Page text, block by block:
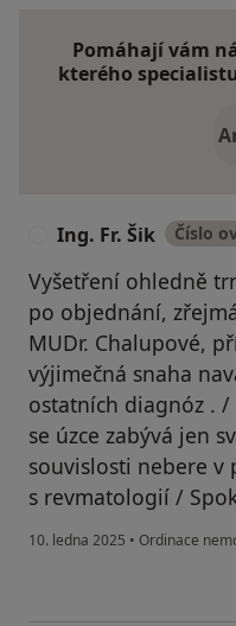
Pomáhají vám
kterého
Ing. Fr. Šik Číslo
Vyšetření ohledně
po objednání,
MUDr. Chalupové,
výjimečná snaha
ostatních diagnóz .
se úzce zabývá jen
souvislosti nebere v
s revmatologií /
10. ledna 2025 • Ordinace